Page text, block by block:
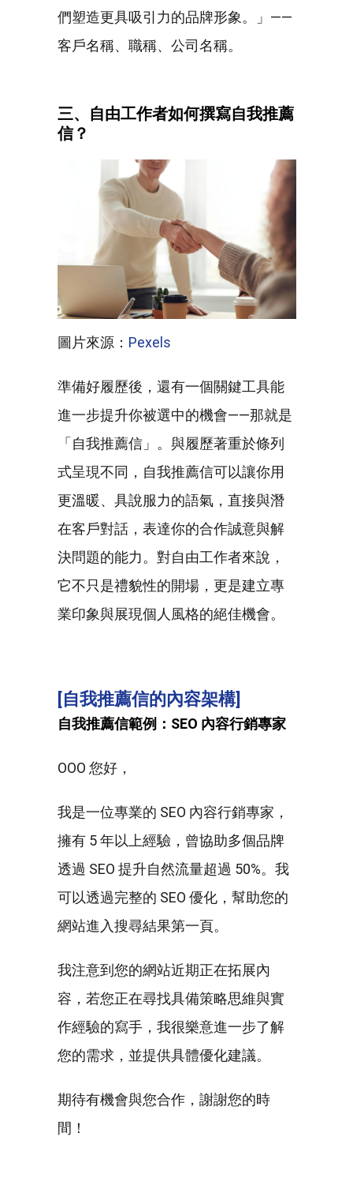
們塑造更具吸引力的品牌形象。」——
客戶名稱、職稱、公司名稱。
三、自由工作者如何撰寫自我推薦
信？
圖片來源： Pexels
準備好履歷後，還有一個關鍵工具能
進一步提升你被選中的機會——那就是
「自我推薦信」。與履歷著重於條列
式呈現不同，自我推薦信可以讓你用
更溫暖、具說服力的語氣，直接與潛
在客戶對話，表達你的合作誠意與解
決問題的能力。對自由工作者來說，
它不只是禮貌性的開場，更是建立專
業印象與展現個人風格的絕佳機會。
[自我推薦信的內容架構]
自我推薦信範例：SEO 內容行銷專家
OOO 您好，
我是一位專業的 SEO 內容行銷專家，
擁有 5 年以上經驗，曾協助多個品牌
透過 SEO 提升自然流量超過 50%。我
可以透過完整的 SEO 優化，幫助您的
網站進入搜尋結果第一頁。
我注意到您的網站近期正在拓展內
容，若您正在尋找具備策略思維與實
作經驗的寫手，我很樂意進一步了解
您的需求，並提供具體優化建議。
期待有機會與您合作，謝謝您的時
間！